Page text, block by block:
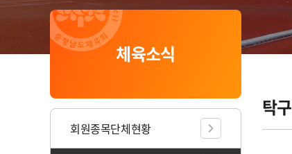
체육소식
회원종목단체현황
탁구
공유하기인쇄하기
판
리
트